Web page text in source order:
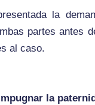
la
partes antes
al caso.
la